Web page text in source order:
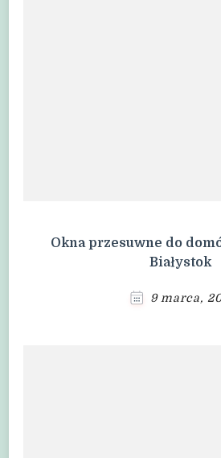
Okna przesuwne do
Białystok
9 marca,